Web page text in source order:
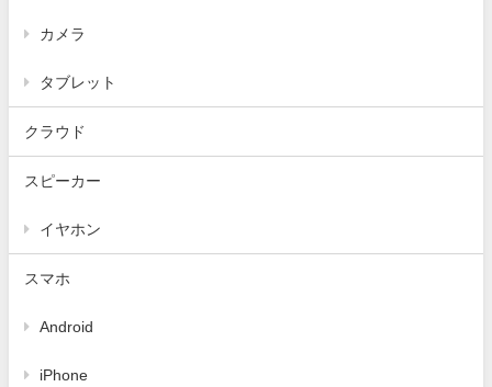
カメラ
タブレット
クラウド
スピーカー
イヤホン
スマホ
Android
iPhone